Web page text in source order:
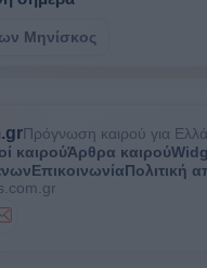
Μηνίσκος
Πρόγνωση καιρού για
καιρούΆρθρα καιρού
ΕπικοινωνίαΠολιτική